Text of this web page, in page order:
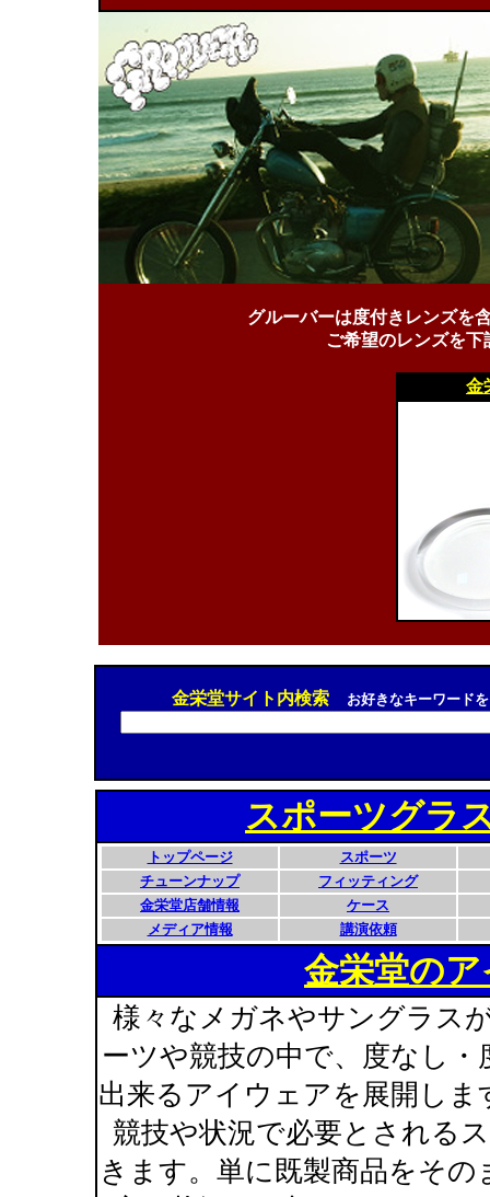
グルーバーは度付きレンズを
ご希望のレンズを
金
金栄堂サイト内検索 お好きなキーワード